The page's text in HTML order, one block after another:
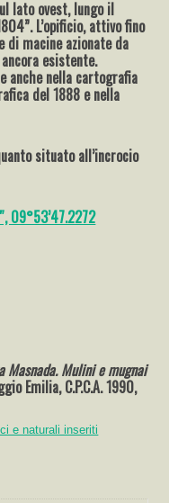
lato ovest, lungo il
L’opificio, attivo fino
macine azionate da
esistente.
anche nella cartografia
del 1888 e nella
situato all’incrocio
09°53’47.2272
Masnada. Mulini e mugnai
Emilia, C.P.C.A. 1990,
e naturali inseriti